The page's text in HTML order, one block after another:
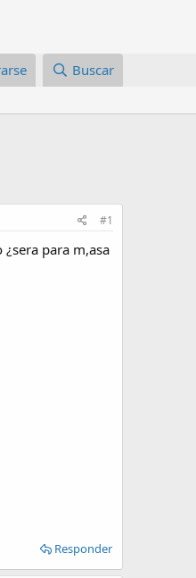
Buscar
#1
para m,asa
Responder